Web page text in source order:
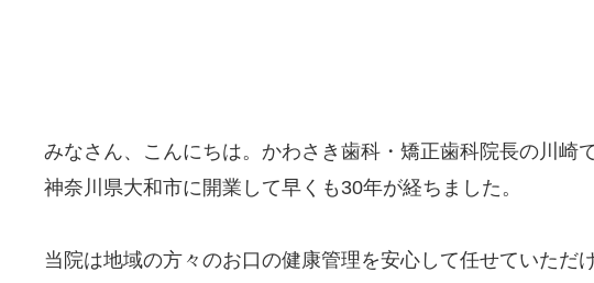
みなさん、こんにちは。かわさき歯科・矯正歯科院長の川崎で
神奈川県大和市に開業して早くも30年が経ちました。
当院は地域の方々のお口の健康管理を安心して任せていただ